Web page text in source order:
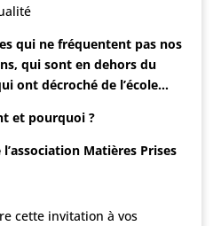
qui ne fréquentent pas nos
qui sont en dehors du
ont décroché de l’école…
et pourquoi ?
Matières Prises
cette invitation à vos